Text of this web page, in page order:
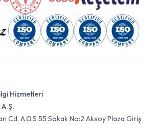
Hizmetleri
Cd. A.O.S 55 Sokak No:2 Aksoy Plaza Giriş